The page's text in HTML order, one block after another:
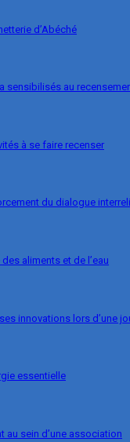
d’Abéché
sensibilisés au
à se faire recenser
du dialogue
aliments et de l’eau
innovations lors d’une
essentielle
au sein d’une association